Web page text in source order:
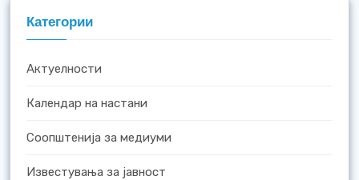
Категории
Актуелности
Календар на настани
Соопштенија за медиуми
Известувања за јавност